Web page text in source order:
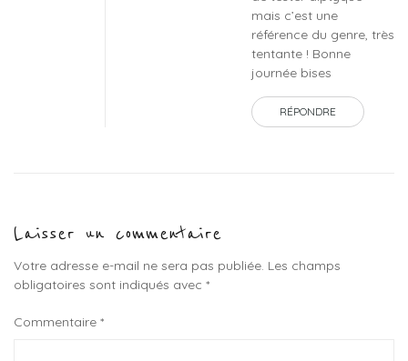
mais c’est une
référence du genre, très
tentante ! Bonne
journée bises
RÉPONDRE
Laisser un commentaire
Votre adresse e-mail ne sera pas publiée. Les champs
obligatoires sont indiqués avec *
Commentaire *